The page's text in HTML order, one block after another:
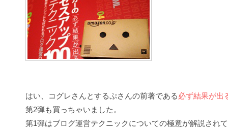
はい、コグレさんとするぷさんの前著である必ず結果が出
第2弾も買っちゃいました。
第1弾はブログ運営テクニックについての極意が解説され